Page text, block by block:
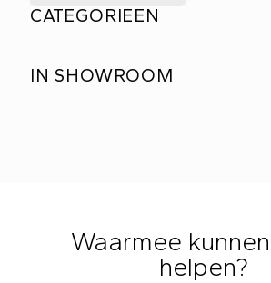
CATEGORIEEN
IN SHOWROOM
Waarmee
helpen?